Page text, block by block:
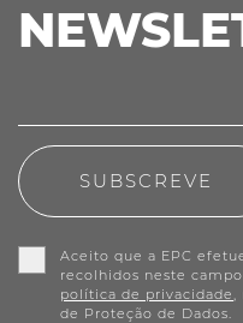
SUBSCREVE
Aceito que a EPC
recolhidos neste
política de privacidade ,
de Proteção de Dados.